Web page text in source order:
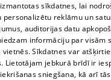
sīkdatnes, lai
reklāmu un
auditorijas datu
informāciju par visām
Sīkdatnes var
Lietotājam jebkurā brīdī ir
sniegšana, kā arī